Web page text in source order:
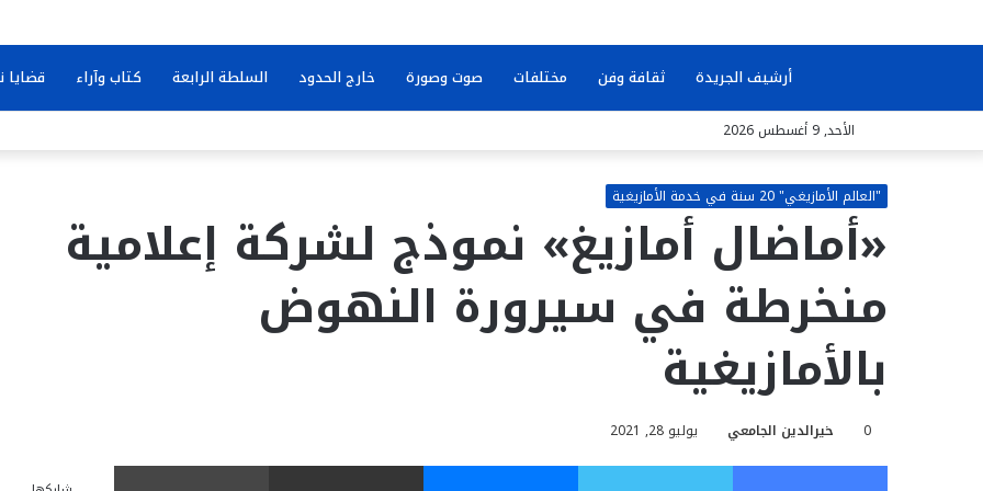
قضايا كتاب وآراء السلطة الرابعة خارج الحدود صوت وصورة مختلفات ثقافة وفن أرشيف الجريدة
عنالأحد, 9 أغسطس 2026
"العالم الأمازيغي" 20 سنة في خدمة الأمازيغية
«أماضال أمازيغ» نموذج لشركة إعلامية
منخرطة في سيرورة النهوض
بالأمازيغية
خيرالدين الجامعي يوليو 28, 2021 0
فيسبوك تويتر ماسنجر مشاركة عبر البريد